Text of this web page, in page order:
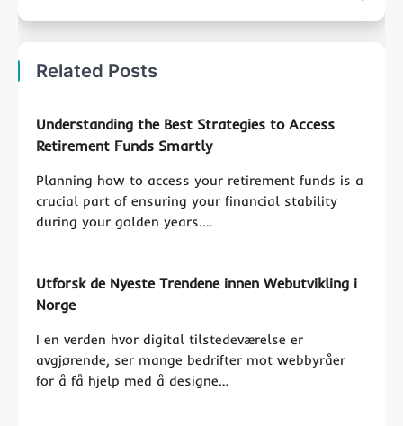
Related Posts
Understanding the Best Strategies to Access
Retirement Funds Smartly
Planning how to access your retirement funds is a
crucial part of ensuring your financial stability
during your golden years.…
Utforsk de Nyeste Trendene innen Webutvikling i
Norge
I en verden hvor digital tilstedeværelse er
avgjørende, ser mange bedrifter mot webbyråer
for å få hjelp med å designe…